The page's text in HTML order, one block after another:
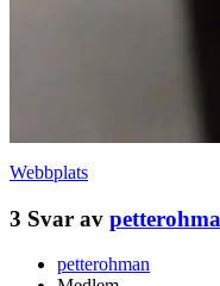
Webbplats
3 Svar av
petterohman